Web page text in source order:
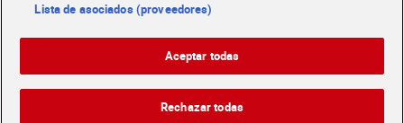
Lista de asociados (proveedores)
Aceptar todas
Rechazar todas